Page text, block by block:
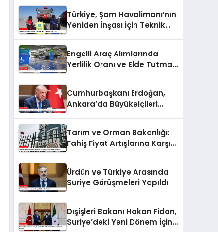
Türkiye, Şam Havalimanı’nın
Yeniden İnşası İçin Teknik
Engelli Araç Alımlarında
Yerlilik Oranı ve Elde Tutma
Cumhurbaşkanı Erdoğan,
Ankara’da Büyükelçileri
Tarım ve Orman Bakanlığı:
Fahiş Fiyat Artışlarına Karşı
Ürdün ve Türkiye Arasında
Suriye Görüşmeleri Yapıldı
Dışişleri Bakanı Hakan Fidan,
Suriye’deki Yeni Dönem İçin